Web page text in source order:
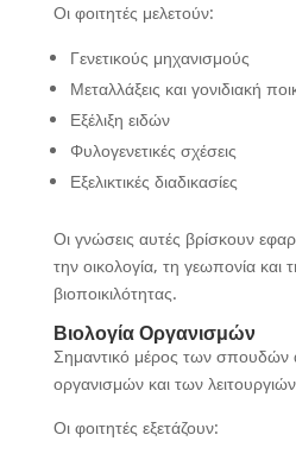
Οι φοιτητές μελετούν:
Γενετικούς μηχανισμούς
Μεταλλάξεις και γονιδιακή
Εξέλιξη ειδών
Φυλογενετικές σχέσεις
Εξελικτικές διαδικασίες
Οι γνώσεις αυτές βρίσκουν
την οικολογία, τη γεωπονία και
βιοποικιλότητας.
Βιολογία Οργανισμών
Σημαντικό μέρος των σπουδών
οργανισμών και των
Οι φοιτητές εξετάζουν: